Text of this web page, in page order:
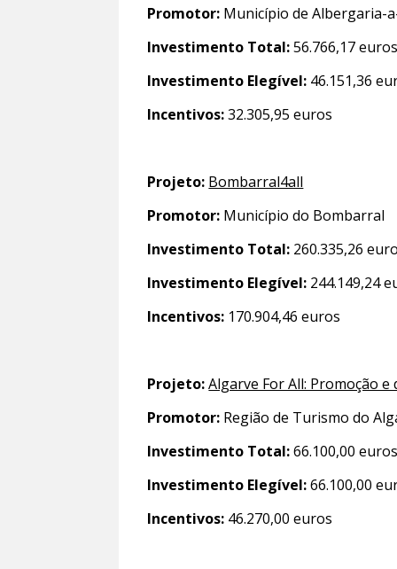
Promotor: Município de Albergaria-
Investimento Total:56.766,17 euros
Investimento Elegível: 46.151,36
Incentivos:32.305,95 euros
Projeto: Bombarral4all
Promotor: Município do Bombarral
Investimento Total: 260.335,26
Investimento Elegível: 244.149,24
Incentivos: 170.904,46 euros
Projeto: Algarve For All: Promoção
Promotor: Região de Turismo do
Investimento Total:66.100,00 euros
Investimento Elegível:66.100,00
Incentivos: 46.270,00 euros